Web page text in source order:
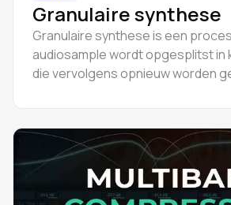
Granulaire synthese
Granulaire synthese is een
audiosample wordt opgesplitst in
die vervolgens opnieuw worden